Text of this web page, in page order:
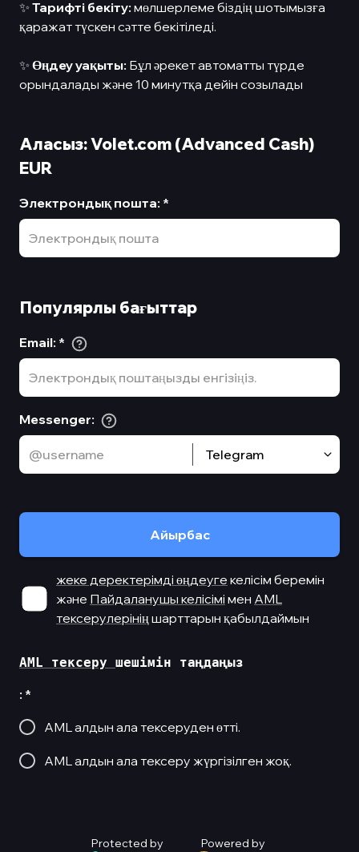
✨ Тарифті бекіту: мөлшерлеме біздің шотымызға
қаражат түскен сәтте бекітіледі.
✨ Өңдеу уақыты: Бұл әрекет автоматты түрде
орындалады және 10 минутқа дейін созылады
Аласыз: Volet.com (Advanced Cash)
EUR
Электрондық пошта: *
Популярлы бағыттар
Email: *
Messenger:
Telegram
Айырбас
жеке деректерімді өңдеуге келісім беремін
және Пайдаланушы келісімі мен AML
тексерулерініңшарттарын қабылдаймын
AML тексеру
: *
AML алдын ала тексеруден өтті.
AML алдын ала тексеру жүргізілген жоқ.
Protected by Powered by